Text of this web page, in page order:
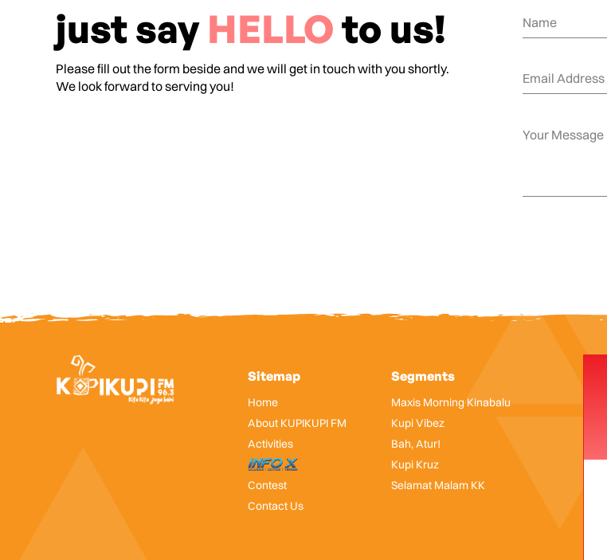
just say HELLOto us!
Please fill out the form beside and we will get in touch with you shortly.
We look forward to serving you!
Sitemap
Home
About KUPIKUPI FM
Activities
InfoX
Contest
Contact Us
Segments
Maxis Morning Kinabalu
Kupi Vibez
Bah, Atur!
Kupi Kruz
Selamat Malam KK